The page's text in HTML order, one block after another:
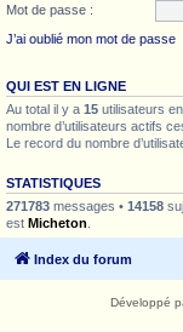
Mot de passe :
J’ai oublié mon mot de passe
QUI EST EN LIGNE
Au total il y a 15 utilisateurs
nombre d’utilisateurs actifs
Le record du nombre
STATISTIQUES
271783 messages • 14158
est Micheton
Index du forum
Développé